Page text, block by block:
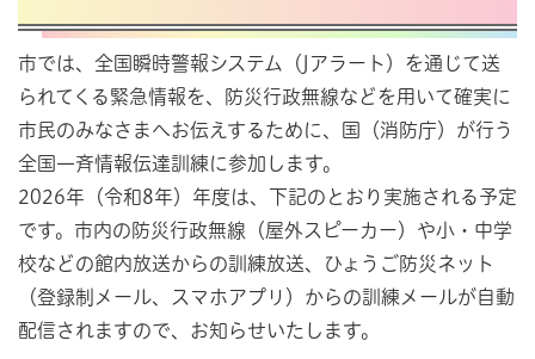
市では、全国瞬時警報システム（Jアラート）を通じて送
られてくる緊急情報を、防災行政無線などを用いて確実に
市民のみなさまへお伝えするために、国（消防庁）が行う
全国一斉情報伝達訓練に参加します。
2026年（令和8年）年度は、下記のとおり実施される予定
です。市内の防災行政無線（屋外スピーカー）や小・中学
校などの館内放送からの訓練放送、ひょうご防災ネット
（登録制メール、スマホアプリ）からの訓練メールが自動
配信されますので、お知らせいたします。